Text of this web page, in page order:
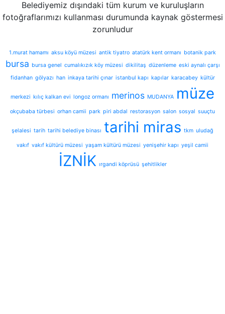
Belediyemiz dışındaki tüm kurum ve kuruluşların
fotoğraflarımızı kullanması durumunda kaynak göstermesi
zorunludur
1.murat hamamı aksu köyü müzesi antik tiyatro atatürk kent ormanı botanik park
bursa bursa genel cumalıkızık köy müzesi dikilitaş düzenleme eski aynalı çarşı
fidanhan gölyazı han inkaya tarihi çınar istanbul kapı kapılar karacabey kültür
merkezi kılıç kalkan evi longoz ormanı merinos MUDANYA müze
okçubaba türbesi orhan camii park piri abdal restorasyon salon sosyal suuçtu
şelalesi tarih tarihi belediye binası tarihi miras tkm uludağ
vakıf vakıf kültürü müzesi yaşam kültürü müzesi yenişehir kapı yeşil camii
İZNİK ırgandi köprüsü şehitlikler